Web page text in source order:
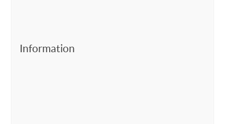
Information